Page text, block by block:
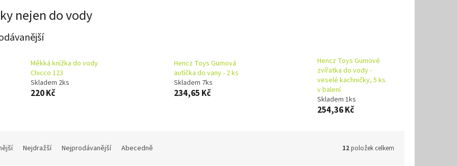
nejen do vody
Měkká knížka do vody
Chicco 123
Skladem 2ks
220 Kč
Hencz Toys Gumová
autíčka do vany - 2 ks
Skladem 7ks
234,65 Kč
Hencz Toys Gumové
zvířatka do vody -
veselé kachničky, 5 ks
v balení
Skladem 1ks
254,36 Kč
Nejdražší Nejprodávanější Abecedně 12položek celkem